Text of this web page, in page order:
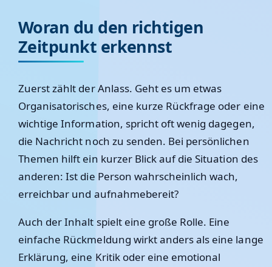
Woran du den richtigen
Zeitpunkt erkennst
Zuerst zählt der Anlass. Geht es um etwas
Organisatorisches, eine kurze Rückfrage oder eine
wichtige Information, spricht oft wenig dagegen,
die Nachricht noch zu senden. Bei persönlichen
Themen hilft ein kurzer Blick auf die Situation des
anderen: Ist die Person wahrscheinlich wach,
erreichbar und aufnahmebereit?
Auch der Inhalt spielt eine große Rolle. Eine
einfache Rückmeldung wirkt anders als eine lange
Erklärung, eine Kritik oder eine emotional